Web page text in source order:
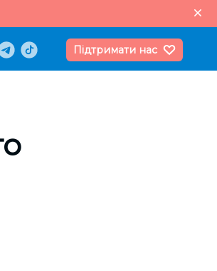
Підтримати нас